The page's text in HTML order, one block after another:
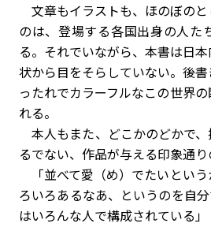
文章もイラストも、ほのぼの
のは、登場する各国出身の人た
る。それでいながら、本書は日
状から目をそらしていない。後
ったれでカラーフルなこの世界
れる。
本人もまた、どこかのどかで
るでない、作品が与える印象通り
「並べて愛（め）でたいとい
ろいろあるなあ、というのを自
はいろんな人で構成されている」